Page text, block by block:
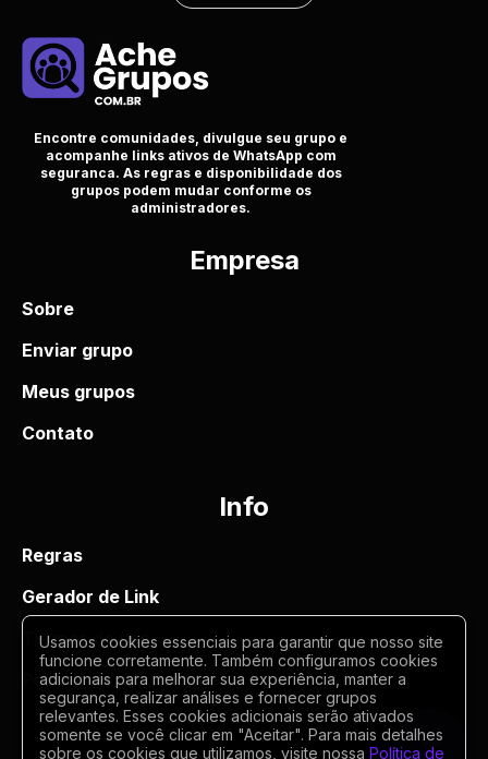
Encontre comunidades, divulgue seu grupo e
acompanhe links ativos de WhatsApp com
seguranca. As regras e disponibilidade dos
grupos podem mudar conforme os
administradores.
Empresa
Sobre
Enviar grupo
Meus grupos
Contato
Info
Regras
Gerador de Link
Termos de uso
Politica de privacidade
Usamos cookies essenciais para garantir que nosso site
funcione corretamente. Também configuramos cookies
adicionais para melhorar sua experiência, manter a
segurança, realizar análises e fornecer grupos
relevantes. Esses cookies adicionais serão ativados
somente se você clicar em "Aceitar". Para mais detalhes
sobre os cookies que utilizamos, visite nossa Política de